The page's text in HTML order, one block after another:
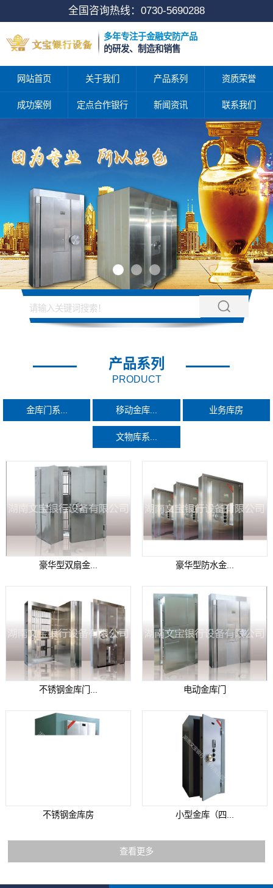
全国咨询热线： 0730-5690288
多年专注于金融安防产品
的研发、制造和销售
网站首页 关于我们 产品系列 资质荣誉
成功案例 定点合作银行 新闻资讯 联系我们
产品系列
PRODUCT
金库门系... 移动金库... 业务库房
文物库系...
豪华型双扇金... 豪华型防水金...
不锈钢金库门... 电动金库门
不锈钢金库房 小型金库（四...
查看更多